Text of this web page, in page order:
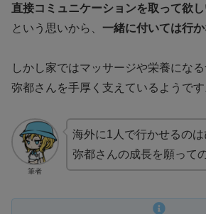
直接コミュニケーションを取って欲し
という思いから、 一緒に付いては行
しかし家ではマッサージや栄養になる
弥都さんを手厚く支えているようです
筆者
海外に1人で行かせるのは
弥都さんの成長を願って